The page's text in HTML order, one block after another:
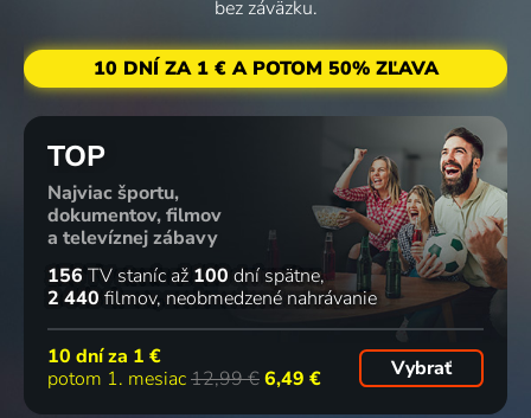
bez záväzku.
10 DNÍ ZA 1 € A POTOM 50% ZĽAVA
TOP
Najviac športu,
dokumentov, filmov
a televíznej zábavy
156 TV staníc až 100 dní spätne
2 440 filmov neobmedzené nahrávanie
10 dní za 1 €
potom 1. mesiac12,99 €6,49 € Vybrať